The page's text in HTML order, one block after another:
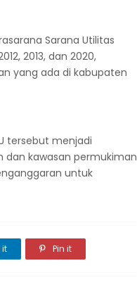
Sarana Utilitas
2013, dan 2020,
yang ada di kabupaten
tersebut menjadi
dan kawasan permukiman
untuk
it Pin it